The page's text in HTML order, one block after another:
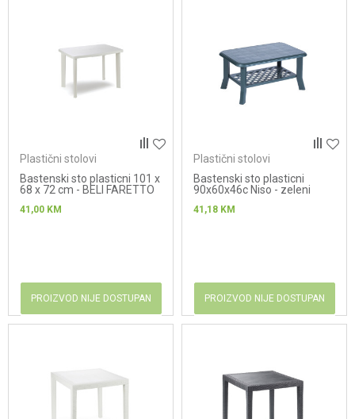
Plastični stolovi
Bastenski sto plasticni 101 x
68 x 72 cm - BELI FARETTO
41,00 KM
PROIZVOD NIJE DOSTUPAN
Plastični stolovi
Bastenski sto plasticni
90x60x46c Niso - zeleni
41,18 KM
PROIZVOD NIJE DOSTUPAN